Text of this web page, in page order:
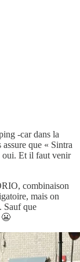
-car dans la
que « Sintra
oui. Et il faut venir
combinaison
mais on
Sauf que
😬